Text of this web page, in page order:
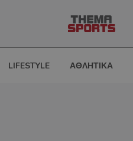
LIFESTYLE ΑΘΛΗΤΙΚΑ